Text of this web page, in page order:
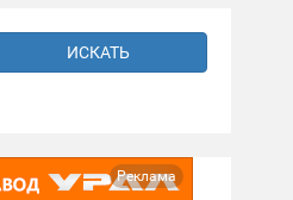
ИСКАТЬ
Реклама